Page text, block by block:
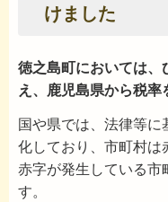
けました
徳之島町においては、
え、鹿児島県から税率
国や県では、法律等
化しており、市町村は
赤字が発生している市
す。